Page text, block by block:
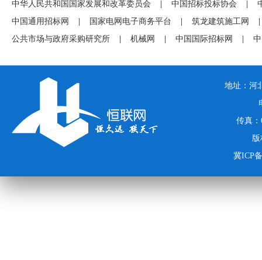
中华人民共和国国家发展和改革委员会 中国招标投标协会
中国通用招标网
国家电网电子商务平台 筑龙建筑施工网
公共市场与政府采购研究所
机械网 中国国际招标网
地址：河
传真
冀ICP